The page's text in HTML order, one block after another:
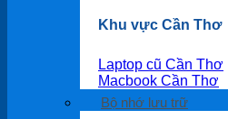
Khu vực Cần Thơ
Laptop cũ Cần Thơ
Macbook Cần Thơ
Bộ nhớ lưu trữ